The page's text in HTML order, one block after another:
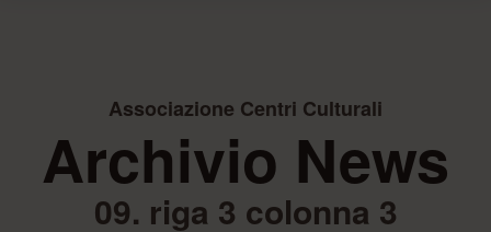
Associazione Centri Culturali
Archivio News
09. riga 3 colonna 3